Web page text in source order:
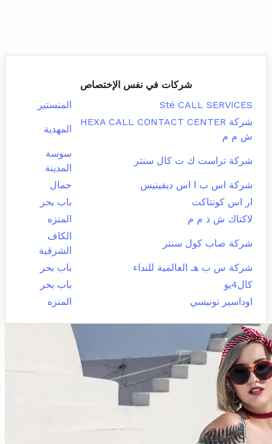
شركات في نفس الإختصاص
Sté CALL SERVICES
المنستير
شركة HEXA CALL CONTACT CENTER
ش م م
المهدية
شركة تراست ك ت كال سنتر
سوسة
المدينة
شركة اس ب ا اس ديفينيس
جمال
ار اس كونتاكت
باب بحر
لاكتاك ش ذ م م
المنزه
شركة صاب كول سنتر
الكاف
الشرقية
شركة س ب هـ العالمية للنداء
باب بحر
كال4يو
باب بحر
اوداسير تونيسي
المنزه